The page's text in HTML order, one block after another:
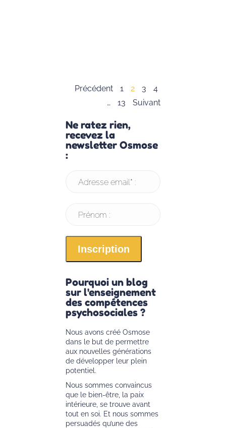
Précédent 1 2 3
4
…
13 Suivant
Ne ratez rien,
recevez la
newsletter Osmose
:
Adresse email* :
Prénom :
Pourquoi un blog
sur l'enseignement
des compétences
psychosociales ?
Nous avons créé Osmose
dans le but de permettre
aux nouvelles générations
de développer leur plein
potentiel.
Nous sommes convaincus
que le bien-être, la paix
intérieure, se trouve avant
tout en soi. Et nous sommes
persuadés qu’une des